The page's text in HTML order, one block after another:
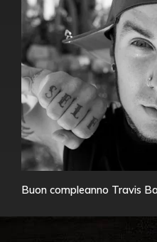
Buon compleanno Travis